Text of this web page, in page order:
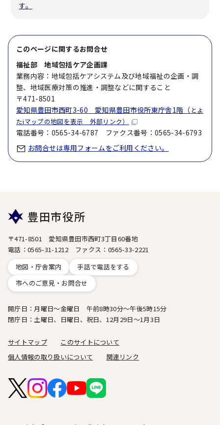
す。
このページに関するお問合せ
福祉部 地域包括ケア企画課
業務内容：地域包括ケアシステム及び地域福祉の企画・調
整、地域医療対策の推進・調整などに関すること
〒471-8501
愛知県豊田市西町3-60 愛知県豊田市役所東庁舎1階（ とよ
たiマップの地図を表示 外部リンク）
電話番号：0565-34-6787 ファクス番号：0565-34-6793
お問合せは専用フォームをご利用ください。
豊田市役所
〒471-8501 愛知県豊田市西町3丁目60番地
電話：0565-31-1212 ファクス：0565-33-2221
地図・庁舎案内
手話で電話をする
市へのご意見・お問合せ
開庁日：月曜日～金曜日 午前8時30分～午後5時15分
閉庁日：土曜日、日曜日、祝日、12月29日～1月3日
サイトマップ
このサイトについて
個人情報の取り扱いについて
関連リンク